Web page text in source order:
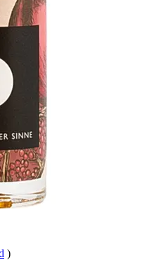
)